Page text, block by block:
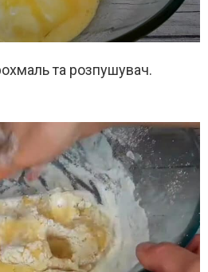
та розпушувач.